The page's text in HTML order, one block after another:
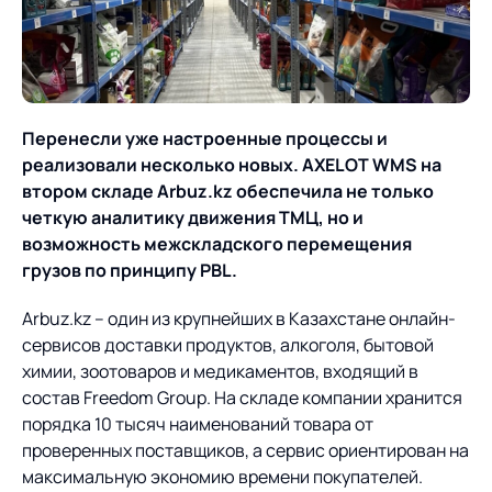
О компании
ИТ-аккредитация
Карьера
Партнеры
Импортозамещение
Продукты
Управление цепями
поставок
Управление складами
Управление перевозками
и транспортным парком
Интегрированное
планирование
Управление
контейнерным
терминалом
Оптимизация в цепях
поставок
Управление двором
Логистический
консалтинг
Роботизация
Оборудование для склада
AXELOT AI
Логистический
консалтинг
Автоматизация
процессов
Техническое оснащение
Постпроектное
сопровождение
Нетворкинг и обмен
опытом вместе с AXELOT
Облачные сервисы
компетенций
Пресс-центр
Новости
Мероприятия
СМИ о нас
Проекты
Контакты
Контакты
Академия
Перенесли уже настроенные процессы и
реализовали несколько новых. AXELOT WMS на
втором складе Arbuz.kz обеспечила не только
четкую аналитику движения ТМЦ, но и
возможность межскладского перемещения
грузов по принципу PBL.
Arbuz.kz – один из крупнейших в Казахстане онлайн-
сервисов доставки продуктов, алкоголя, бытовой
химии, зоотоваров и медикаментов, входящий в
состав Freedom Group. На складе компании хранится
порядка 10 тысяч наименований товара от
проверенных поставщиков, а сервис ориентирован на
максимальную экономию времени покупателей.